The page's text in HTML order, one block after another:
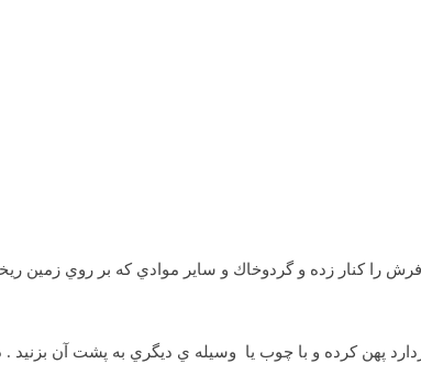
كنار زده و گردوخاك و ساير موادي كه بر روي زمين
پهن کرده و با چوب یا وسيله ي ديگري به پشت آن بزنید .